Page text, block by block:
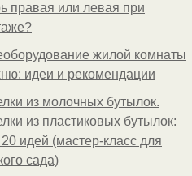
правая или левая при
жилой комнаты
идеи и рекомендации
из молочных бутылок.
из пластиковых бутылок:
идей (мастер-класс для
сада)